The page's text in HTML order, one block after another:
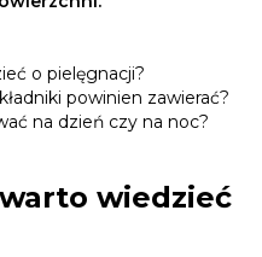
o pielęgnacji?
powinien zawierać?
na dzień czy na noc?
wiedzieć